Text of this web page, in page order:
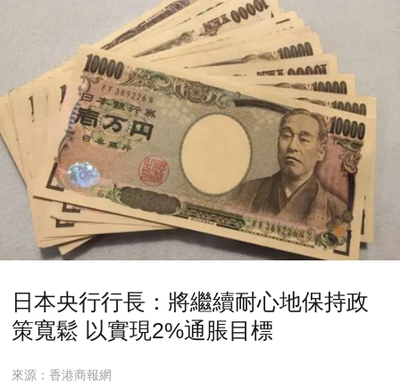
日本央行行長：將繼續耐心地保持政
策寬鬆 以實現2%通脹目標
來源：香港商報網